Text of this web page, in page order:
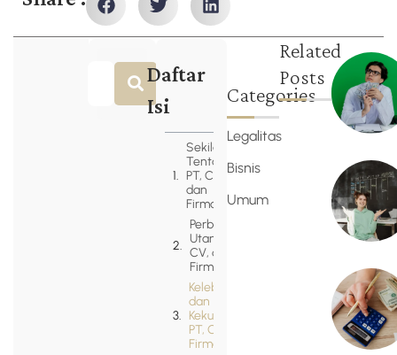
Daftar
Isi
Sekilas
Tentang
PT, CV,
dan
Firma
Perbedaan
Utama PT,
CV, dan
Firma
Kelebihan
dan
Kekurangan
PT, CV, dan
Firma
Categories
Legalitas
Bisnis
Umum
Related
Posts